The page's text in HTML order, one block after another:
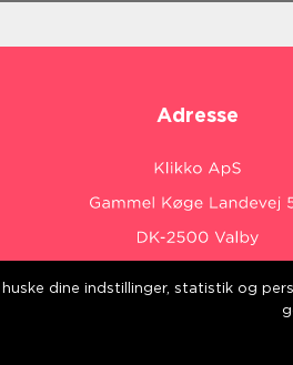
Adresse
dine indstillinger, statistik og